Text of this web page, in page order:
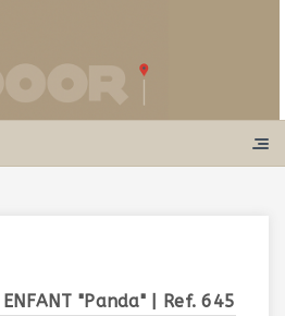
"Panda" | Ref. 645